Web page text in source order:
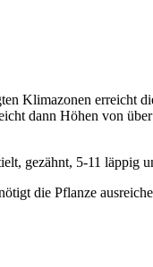
Klimazonen erreicht
dann Höhen von
gezähnt, 5-11 läppig
die Pflanze